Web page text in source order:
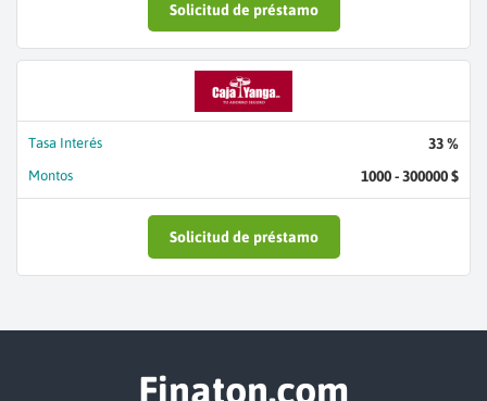
Solicitud de préstamo
Tasa Interés 33 %
Montos 1000 - 300000 $
Solicitud de préstamo
Finaton.com